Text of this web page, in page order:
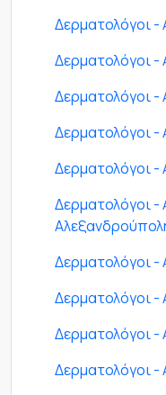
Δερματολόγοι -
Δερματολόγοι -
Δερματολόγοι -
Δερματολόγοι -
Δερματολόγοι -
Δερματολόγοι -
Δερματολόγοι -
Δερματολόγοι -
Δερματολόγοι -
Δερματολόγοι -